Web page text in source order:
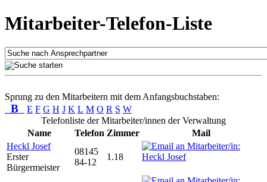
Mitarbeiter-Telefon-Liste
Sprung zu den Mitarbeitern mit dem Anfangsbuchstaben:
B E F G H J K L M O R S W
Telefonliste der Mitarbeiter/innen der Verwaltung
Name
Telefon Zimmer
Mail
Heckl Josef
Erster
Bürgermeister
08145
84-12
1.18